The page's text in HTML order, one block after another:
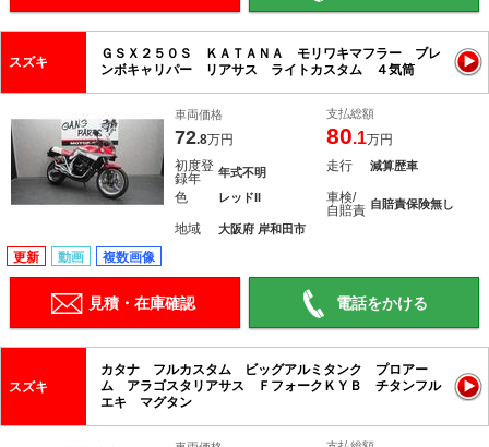
スズキ
ＧＳＸ２５０Ｓ ＫＡＴＡＮＡ モリワキマフラー ブレ
ンボキャリパー リアサス ライトカスタム ４気筒
車両価格
72.8万円
支払総額
80.1万円
初度登
録年
年式不明 走行 減算歴車
色 レッドII
車検/
自賠責 自賠責保険無し
地域 大阪府 岸和田市
更新 動画 複数画像
見積・在庫確認 電話をかける
スズキ
カタナ フルカスタム ビッグアルミタンク プロアー
ム アラゴスタリアサス ＦフォークＫＹＢ チタンフル
エキ マグタン